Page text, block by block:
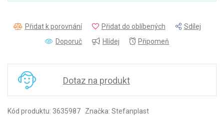
Přidat k porovnání Přidat do oblíbených
Sdílej
Doporuč
Hlídej Připomeň
Dotaz na produkt
Kód produktu: 3635987 Značka: Stefanplast